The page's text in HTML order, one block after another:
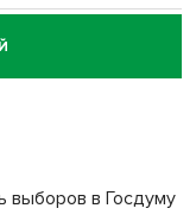
смерть
выборов в Госдуму